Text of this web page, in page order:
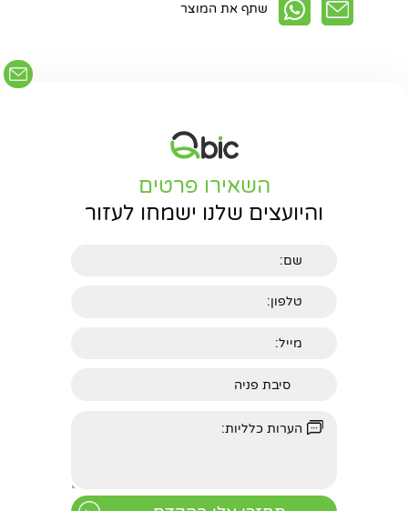
שתף את המוצר
השאירו פרטים
והיועצים שלנו ישמחו לעזור